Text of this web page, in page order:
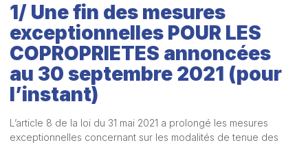
1/ Une fin des mesures
exceptionnelles POUR LES
COPROPRIETES annoncées
au 30 septembre 2021 (pour
l’instant)
L’article 8 de la loi du 31 mai 2021 a prolongé les mesures
exceptionnelles concernant sur les modalités de tenue des